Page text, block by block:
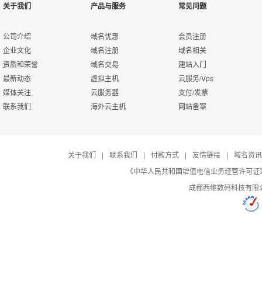
关于我们
公司介绍
企业文化
资质和荣誉
最新动态
媒体关注
联系我们
产品与服务
域名优惠
域名注册
域名交易
虚拟主机
云服务器
海外云主机
常见问题
会员注册
域名相关
建站入门
云服务/Vps
支付/发票
网站备案
关于我们 | 联系我们 | 付款方式 | 友情链接 |
域名资讯
《中华人民共和国增值电信业务经营许可
成都西维数码科技有限